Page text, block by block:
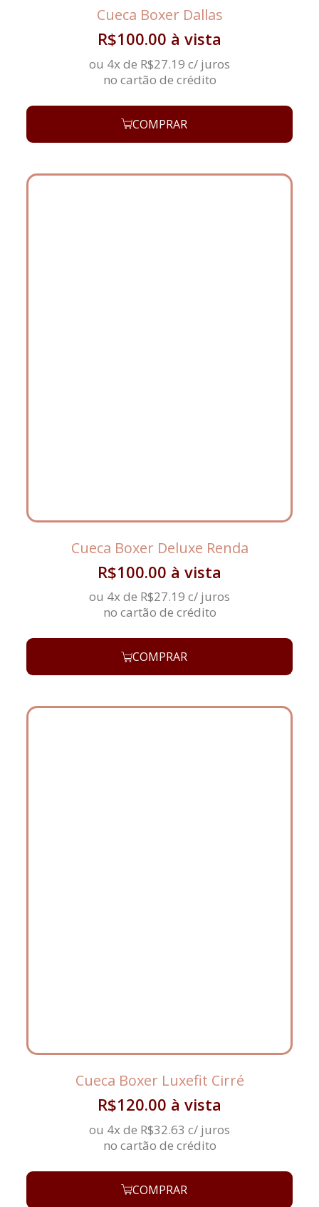
Cueca Boxer Dallas
R$100.00 à vista
ou 4x de R$27.19 c/ juros
no cartão de crédito
COMPRAR
Cueca Boxer Deluxe Renda
R$100.00 à vista
ou 4x de R$27.19 c/ juros
no cartão de crédito
COMPRAR
Cueca Boxer Luxefit Cirré
R$120.00 à vista
ou 4x de R$32.63 c/ juros
no cartão de crédito
COMPRAR